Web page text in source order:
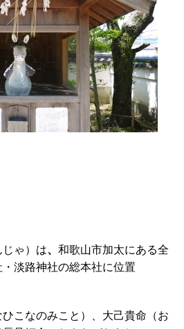
ゃ）は、 和歌山市加太にある全
淡路神社の総本社に位置
こなのみこと）、大己貴命（お